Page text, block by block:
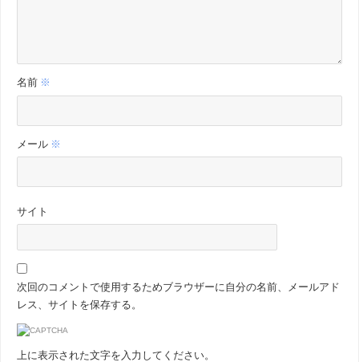
名前 ※
メール ※
サイト
次回のコメントで使用するためブラウザーに自分の名前、メールアド
レス、サイトを保存する。
上に表示された文字を入力してください。